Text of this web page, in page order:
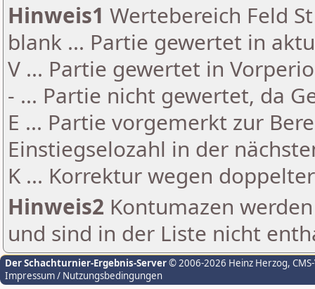
Hinweis1 Wertebereich Feld
blank ... Partie gewertet in
V ... Partie gewertet in
- ... Partie nicht gewertet, da
E ... Partie vorgemerkt zur
Einstiegselozahl in der
K ... Korrektur wegen
Hinweis2 Kontumazen
und sind in der Liste nicht
Der Schachturnier-Ergebnis-Server© 2006-2026 Heinz Herzog,
Impressum / Nutzungsbedingungen